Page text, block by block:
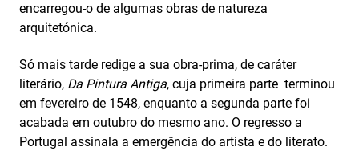
encarregou-o de algumas obras de natureza
arquitetónica.
Só mais tarde redige a sua obra-prima, de caráter
literário, Da Pintura Antiga, cuja primeira parte terminou
em fevereiro de 1548, enquanto a segunda parte foi
acabada em outubro do mesmo ano. O regresso a
Portugal assinala a emergência do artista e do literato.